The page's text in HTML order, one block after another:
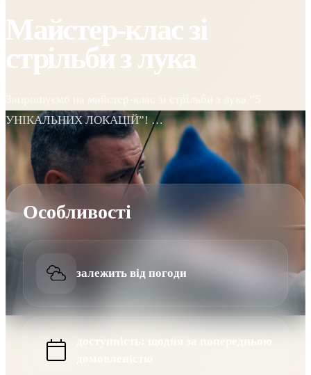
Майстер-клас зі
стрільби з лука
УНІКАЛЬНИХ ЛОКАЦІЙ”! …
Особливості
залежить від погоди
доступність: щодня за попередньою